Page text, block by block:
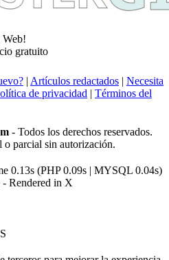
Web!
gratuito
| Artículos redactados | Necesita
de privacidad | Términos del
- Todos los derechos reservados.
parcial sin autorización.
0.13s (PHP 0.09s | MYSQL 0.04s)
Rendered in X